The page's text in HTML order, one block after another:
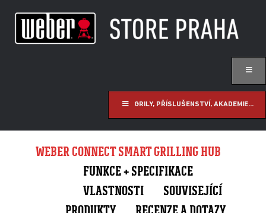
GRILY, PŘÍSLUŠENSTVÍ, AKADEMIE...
WEBER CONNECT SMART GRILLING HUB
FUNKCE + SPECIFIKACE
VLASTNOSTI
SOUVISEJÍCÍ